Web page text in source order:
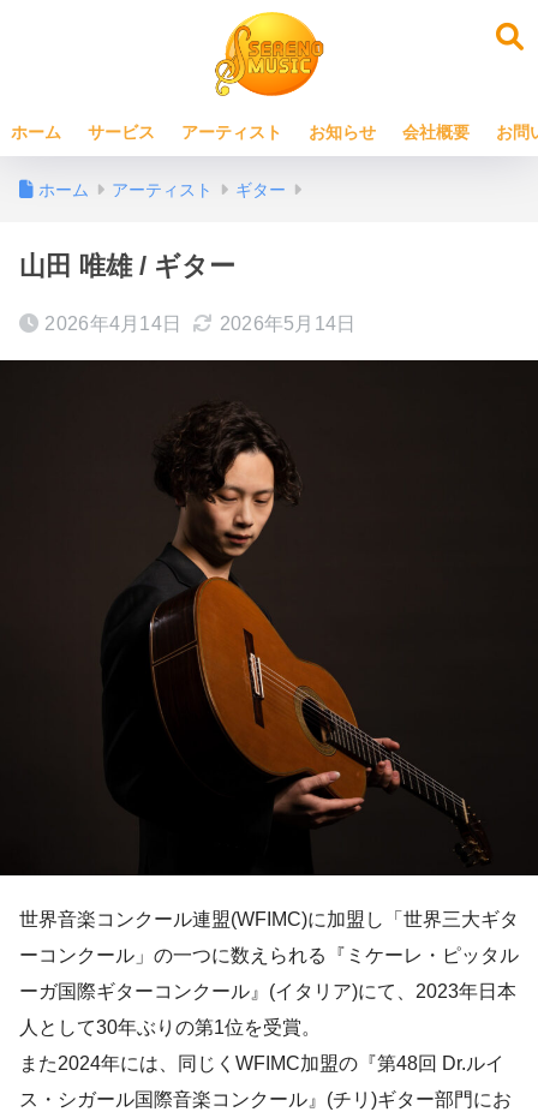
ホーム サービス アーティスト お知らせ 会社概要 お問
ホーム アーティスト ギター
山田 唯雄 / ギター
2026年4月14日 2026年5月14日
世界音楽コンクール連盟(WFIMC)に加盟し「世界三大ギタ
ーコンクール」の一つに数えられる『ミケーレ・ピッタル
ーガ国際ギターコンクール』(イタリア)にて、2023年日本
人として30年ぶりの第1位を受賞。
また2024年には、同じくWFIMC加盟の『第48回 Dr.ルイ
ス・シガール国際音楽コンクール』(チリ)ギター部門にお